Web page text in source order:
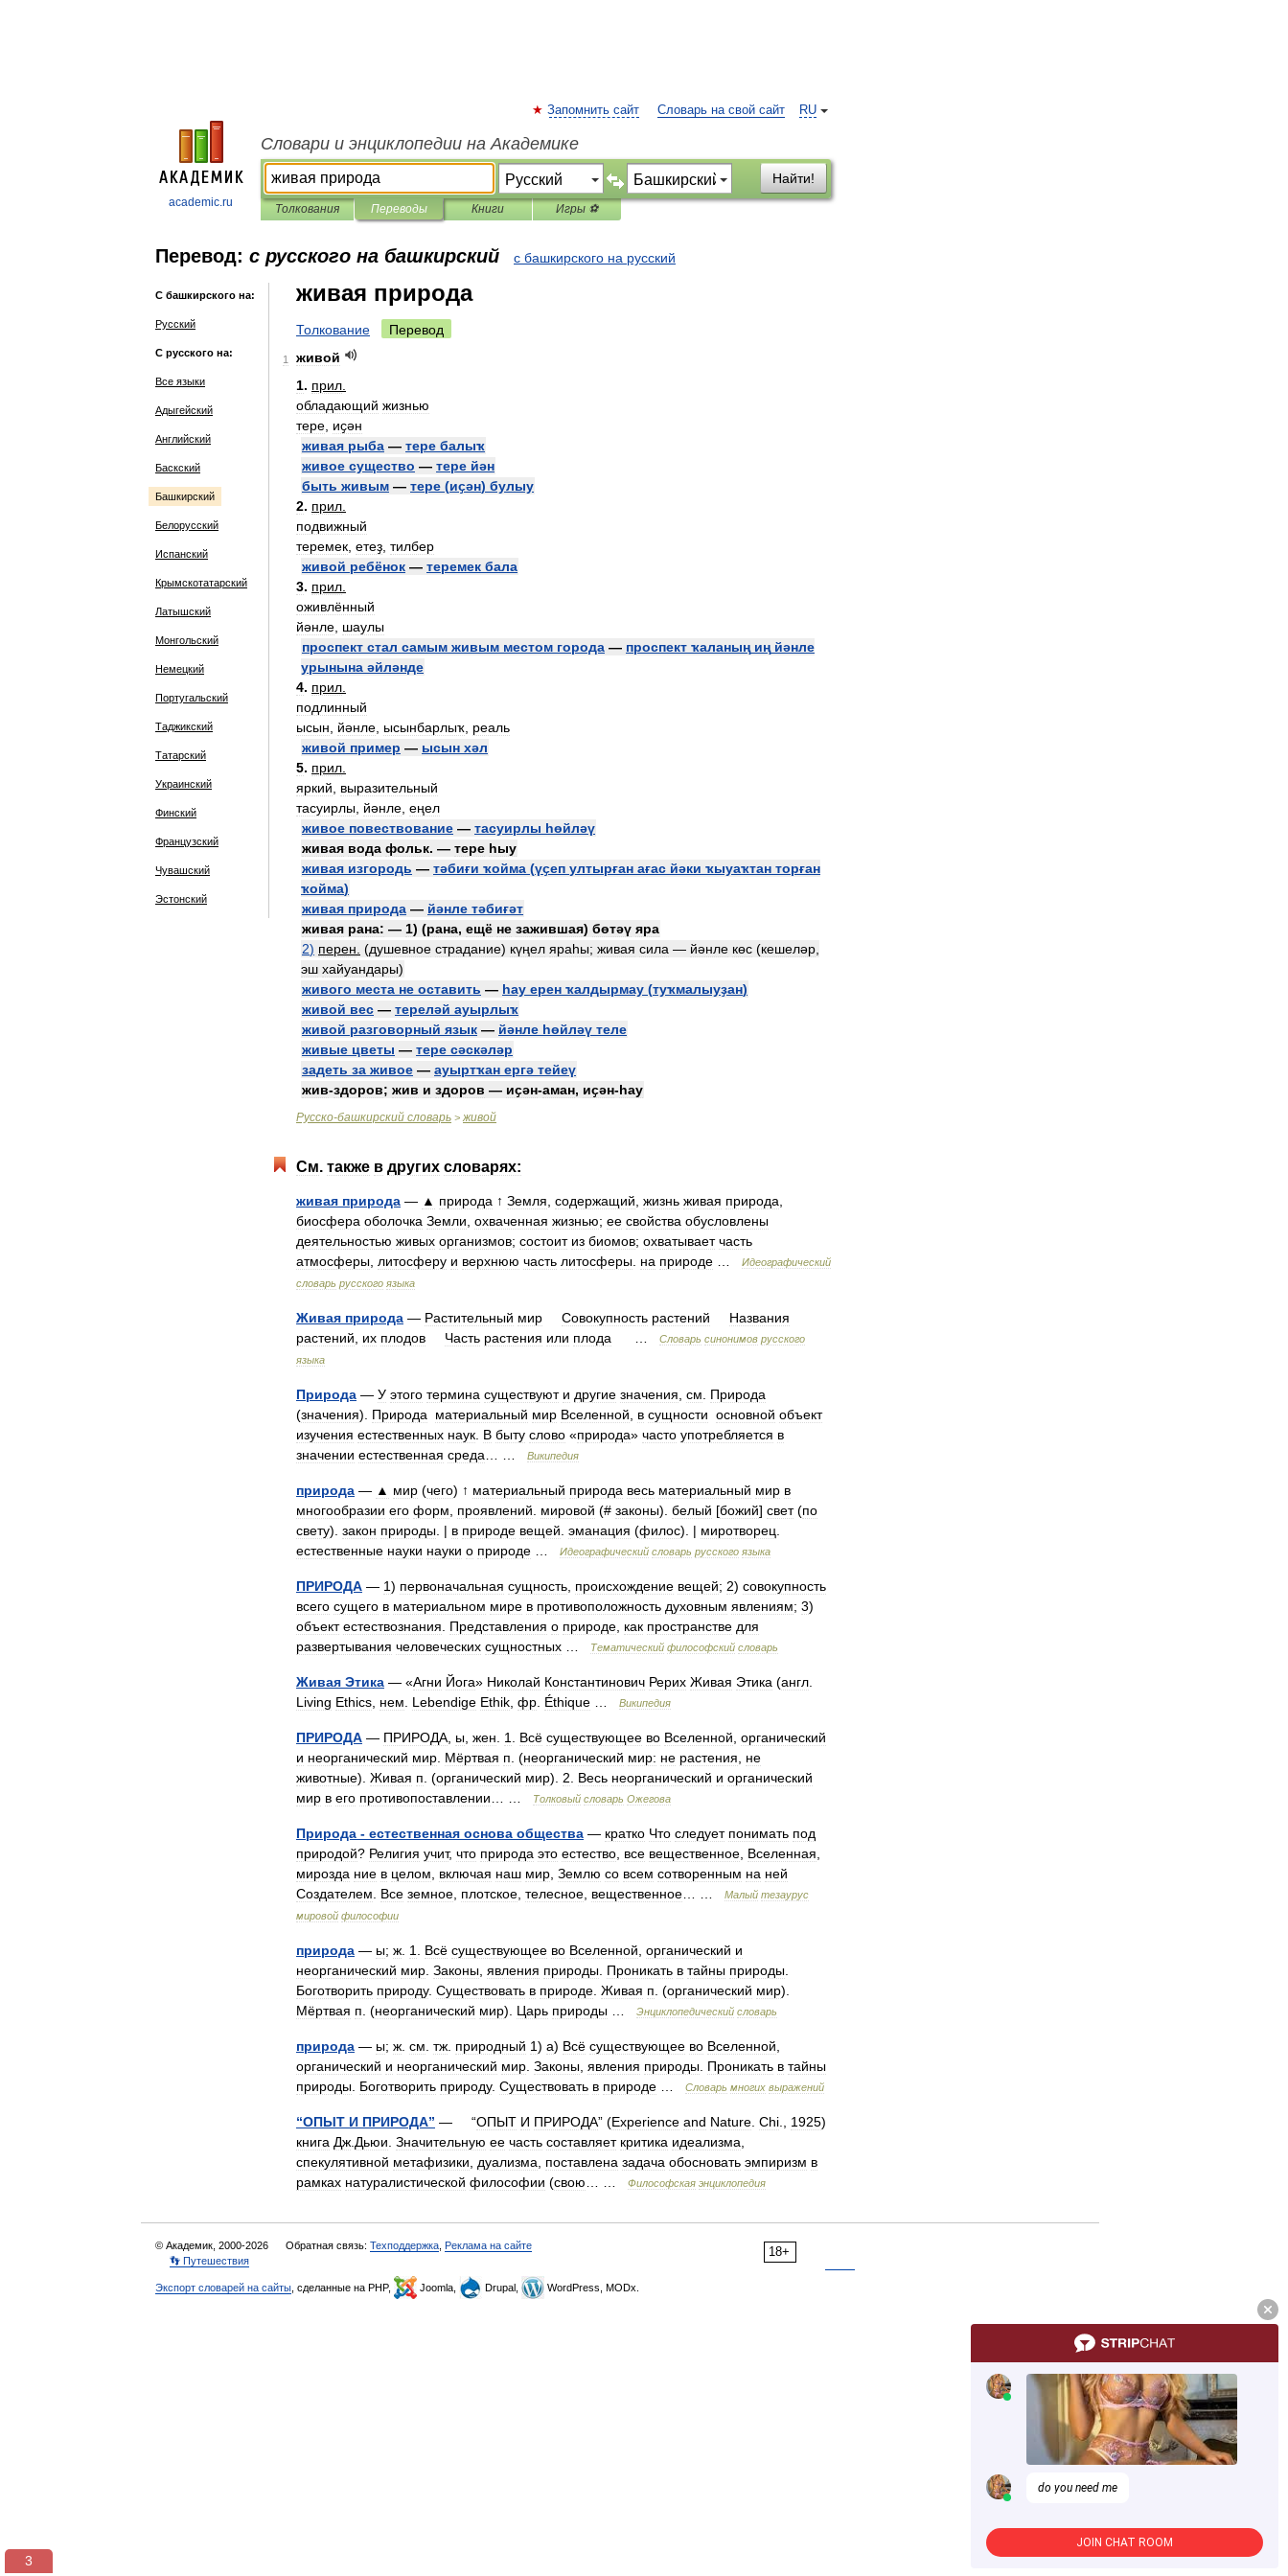
academic.ru
RU
Запомнить сайт Словарь на свой сайт
Словари и энциклопедии на Академике
Найти!
Толкования Переводы Книги Игры ⚽
Перевод: с русского на башкирский с башкирского на русский
С башкирского на:
Русский
С русского на:
Все языки
Адыгейский
Английский
Баскский
Башкирский
Белорусский
Испанский
Крымскотатарский
Латышский
Монгольский
Немецкий
Португальский
Таджикский
Татарский
Украинский
Финский
Французский
Чувашский
Эстонский
живая природа
Толкование Перевод
1
живой
1. прил
обладающий жизнью
тере иҫән
живая рыба — тере балыҡ
живое существо — тере йән
быть живым — тере (иҫән) булыу
2. прил
подвижный
теремек етеҙ тилбер
живой ребёнок — теремек бала
3. прил
оживлённый
йәнле шаулы
проспект стал самым живым местом города — проспект ҡаланың иң йәнле
урынына әйләнде
4. прил
подлинный
ысын
йәнле ысынбарлыҡ реаль
живой пример — ысын хәл
5. прил
яркий
выразительный
тасуирлы йәнле еңел
живое повествование — тасуирлы һөйләү
живая вода фольк. — тере һыу
живая изгородь — тәбиғи ҡойма (үҫеп ултырған ағас йәки ҡыуаҡтан торған
ҡойма)
живая природа — йәнле тәбиғәт
живая рана: — 1) (рана, ещё не зажившая) бөтәү яра
2) перен (душевное страдание) күңел яраһы; живая сила — йәнле көс (кешеләр
эш хайуандары)
живого места не оставить — һау ерен ҡалдырмау (туҡмалыуҙан)
живой вес — тереләй ауырлыҡ
живой разговорный язык — йәнле һөйләү теле
живые цветы — тере сәскәләр
задеть за живое — ауыртҡан ергә тейеү
жив-здоров; жив и здоров — иҫән-аман, иҫән-һау
Русско-башкирский словарь > живой
См. также в других словарях:
живая природа — ▲ природа ↑ Земля содержащий жизнь живая природа
биосфера оболочка Земли охваченная жизнью; ее свойства обусловлены
деятельностью живых организмов; состоит из биомов; охватывает часть
атмосферы литосферу и верхнюю часть литосферы на природе
Идеографический
словарь русского языка
Живая природа — Растительный мир Совокупность растений
Названия
растений
их плодов Часть растения или плода Словарь синонимов русского
языка
Природа — У этого термина существуют и другие значения см
Природа
(значения). Природа материальный мир Вселенной в сущности основной объект
изучения естественных наук В быту слово «природа» часто употребляется в
значении естественная среда Википедия
природа — ▲ мир (чего) ↑ материальный природа весь материальный мир в
многообразии его форм проявлений мировой (# законы). белый [божий] свет(по
свету). закон природы . | в природе вещей эманация (филос). | миротворец
естественные науки науки о природе Идеографический словарь русского языка
ПРИРОДА — 1) первоначальная сущность происхождение вещей; 2) совокупность
всего сущего в материальном мире в противоположность духовным явлениям; 3)
объект естествознания Представления о природе как пространстве для
развертывания человеческих сущностных Тематический философский словарь
Живая Этика — «Агни Йога» Николай Константинович Рерих Живая Этика (англ
Living Ethics нем Lebendige Ethik фр Éthique Википедия
ПРИРОДА — ПРИРОДА ы жен 1 Всё существующее во Вселенной органический
и неорганический мир Мёртвая п . (неорганический мир: не растения
не
животные). Живая п . (органический мир). 2 Весь неорганический и органический
мир в его противопоставлении Толковый словарь Ожегова
Природа - естественная основа общества — кратко Что следует понимать под
природой? Религия учит, что природа это естество все вещественное Вселенная
мирозда ние в целом включая наш мир Землю со всем сотворенным на ней
Создателем
Все земное плотское телесное вещественное Малый тезаурус
мировой философии
природа — ы; ж 1 Всё существующее во Вселенной органический и
неорганический мир Законы явления природы Проникать в тайны природы
Боготворить природу. Существовать в природе Живая п . (органический мир).
Мёртвая п . (неорганический мир). Царь природы Энциклопедический словарь
природа — ы; ж см тж природный 1) а) Всё существующее во Вселенной
органический и неорганический мир Законы явления природы Проникать в тайны
природы Боготворить природу. Существовать в природе Словарь многих выражений
“ОПЫТ И ПРИРОДА” — “ОПЫТ И ПРИРОДА” (Experience and Nature Chi 1925)
книга Дж Дьюи Значительную ее часть составляет критика идеализма
спекулятивной метафизики дуализма поставлена задача обосновать эмпиризм в
рамках натуралистической философии (свою Философская энциклопедия
18+
© Академик, 2000-2026 Обратная связь: Техподдержка Реклама на сайте
👣 Путешествия
Экспорт словарей на сайты , сделанные на PHP, Joomla, Drupal, WordPress, MODx.
3